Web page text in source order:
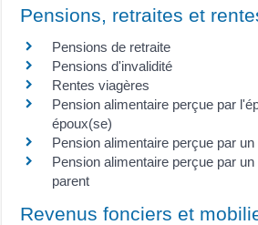
Pensions, retraites et
Pensions de retraite
Pensions d'invalidité
Rentes viagères
Pension alimentaire perçue par
époux(se)
Pension alimentaire perçue par un
Pension alimentaire perçue par
parent
Revenus fonciers et